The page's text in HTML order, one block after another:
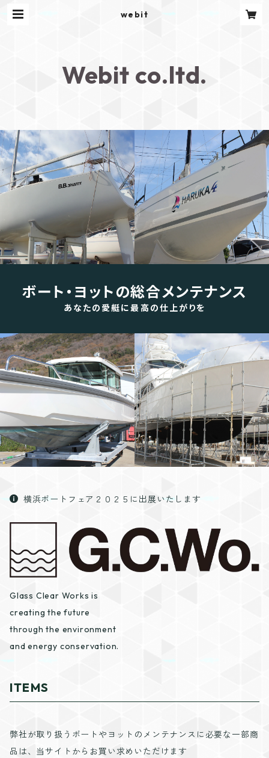
webit
Webit co.ltd.
ボート・ヨットの総合メンテナンス
あなたの愛艇に最高の仕上がりを
横浜ボートフェア２０２５に出展いたします
Glass Clear Works is
creating the future
through the environment
and energy conservation.
ITEMS
弊社が取り扱うボートやヨットのメンテナンスに必要な一部商
品は、当サイトからお買い求めいただけます